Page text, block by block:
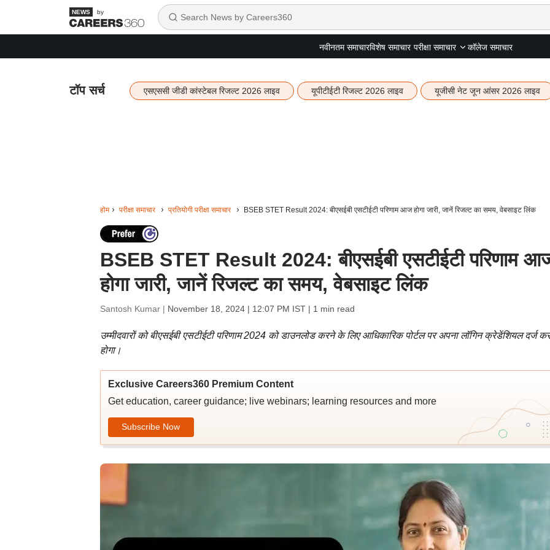
by
नवीनतम समाचारविशेष समाचार परीक्षा समाचार कॉलेज समाचार
टॉप सर्च एसएससी जीडी कांस्टेबल रिजल्ट 2026 लाइव यूपीटीईटी रिजल्ट 2026 लाइव यूजीसी नेट जून आंसर 2026 लाइव
होम परीक्षा समाचार प्रतियोगी परीक्षा समाचार BSEB STET Result 2024: बीएसईबी एसटीईटी परिणाम आज होगा जारी, जानें रिजल्ट का समय, वेबसाइट लिंक
BSEB STET Result 2024: बीएसईबी एसटीईटी परिणाम
होगा जारी, जानें रिजल्ट का समय, वेबसाइट लिंक
Santosh Kumar | November 18, 2024 | 12:07 PM IST| 1 min read
उम्मीदवारों को बीएसईबी एसटीईटी परिणाम 2024 को डाउनलोड करने के लिए आधिकारिक पोर्टल पर अपना लॉगिन क्रेडेंशियल दर्ज
होगा।
Exclusive Careers360 Premium Content
Get education, career guidance; live webinars; learning resources and more
Subscribe Now